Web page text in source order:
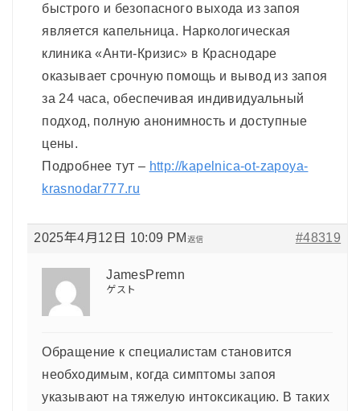
быстрого и безопасного выхода из запоя
является капельница. Наркологическая
клиника «Анти-Кризис» в Краснодаре
оказывает срочную помощь и вывод из запоя
за 24 часа, обеспечивая индивидуальный
подход, полную анонимность и доступные
цены.
Подробнее тут – http://kapelnica-ot-zapoya-
krasnodar777.ru
2025年4月12日 10:09 PM #48319
返信
JamesPremn
ゲスト
Обращение к специалистам становится
необходимым, когда симптомы запоя
указывают на тяжелую интоксикацию. В таких